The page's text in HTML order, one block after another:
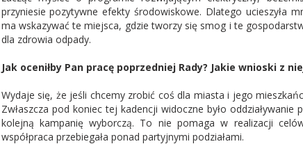
przyniesie pozytywne efekty środowiskowe. Dlatego ucieszyła
ma wskazywać te miejsca, gdzie tworzy się smog i te
dla zdrowia odpady.
Jak oceniłby Pan pracę poprzedniej Rady? Jakie wnioski z
Wydaje się, że jeśli chcemy zrobić coś dla miasta i jego
Zwłaszcza pod koniec tej kadencji widoczne było
kolejną kampanię wyborczą. To nie pomaga w realizacji
współpraca przebiegała ponad partyjnymi podziałami.